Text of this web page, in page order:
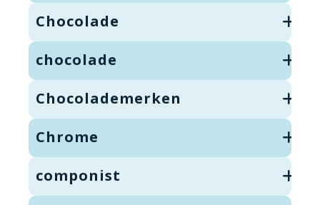
Chocolade
chocolade
Chocolademerken
Chrome
componist